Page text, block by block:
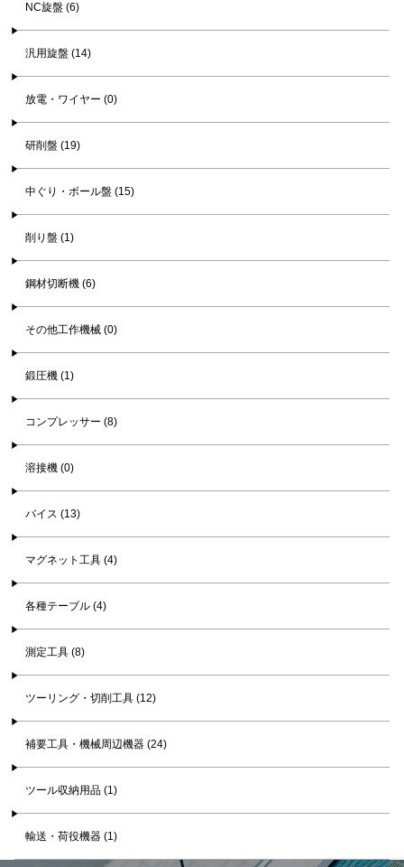
NC旋盤 (6)
汎用旋盤 (14)
放電・ワイヤー (0)
研削盤 (19)
中ぐり・ボール盤 (15)
削り盤 (1)
鋼材切断機 (6)
その他工作機械 (0)
鍛圧機 (1)
コンプレッサー (8)
溶接機 (0)
バイス (13)
マグネット工具 (4)
各種テーブル (4)
測定工具 (8)
ツーリング・切削工具 (12)
補要工具・機械周辺機器 (24)
ツール収納用品 (1)
輸送・荷役機器 (1)